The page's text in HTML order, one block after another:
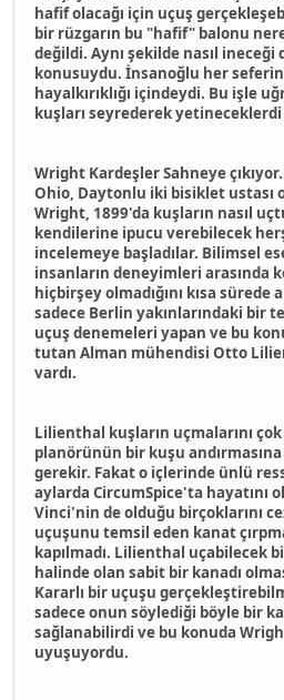
hafif olacağı için uçuş
bir rüzgarın bu "hafif" balonu
değildi. Aynı şekilde nasıl ineceği
konusuydu. İnsanoğlu her
hayalkırıklığı içindeydi. Bu işle
kuşları seyrederek yetineceklerdi
Wright Kardeşler Sahneye
Ohio, Daytonlu iki bisiklet ustası
Wright, 1899'da kuşların nasıl
kendilerine ipucu verebilecek
incelemeye başladılar. Bilimsel
insanların deneyimleri arasında
hiçbirşey olmadığını kısa
sadece Berlin yakınlarındaki bir
uçuş denemeleri yapan ve bu
tutan Alman mühendisi Otto
vardı.
Lilienthal kuşların uçmalarını
planörünün bir kuşu
gerekir. Fakat o içlerinde ünlü
aylarda CircumSpice'ta hayatını
Vinci'nin de olduğu birçoklarını
uçuşunu temsil eden kanat
kapılmadı. Lilienthal uçabilecek
halinde olan sabit bir kanadı
Kararlı bir uçuşu
sadece onun söylediği böyle bir
sağlanabilirdi ve bu konuda
uyuşuyordu.